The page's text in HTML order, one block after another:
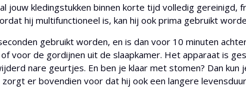
kledingstukken binnen korte tijd volledig gereinigd,
hij multifunctioneel is, kan hij ook prima gebruikt
gebruikt worden, en is dan voor 10 minuten
voor de gordijnen uit de slaapkamer. Het apparaat is
nare geurtjes. En ben je klaar met stomen? Dan kun
er bovendien voor dat hij ook een langere